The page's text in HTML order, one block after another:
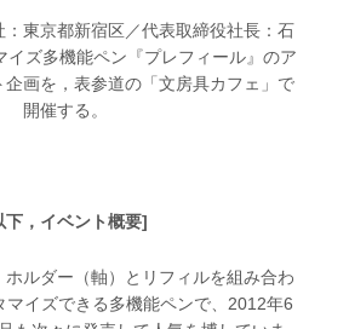
東京都新宿区／代表取締役社長：石
イズ多機能ペン『プレフィール』のア
企画を，表参道の「文房具カフェ」で
開催する。
下，イベント概要]
ホルダー（軸）とリフィルを組み合わ
マイズできる多機能ペンで、2012年6